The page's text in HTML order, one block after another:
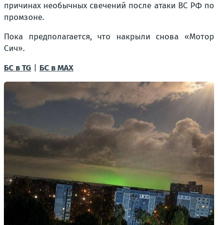
причинах необычных свечений после атаки ВС РФ по
промзоне.
Пока предполагается, что накрыли снова «Мотор
Сич».
БС в TG
БС в МАХ